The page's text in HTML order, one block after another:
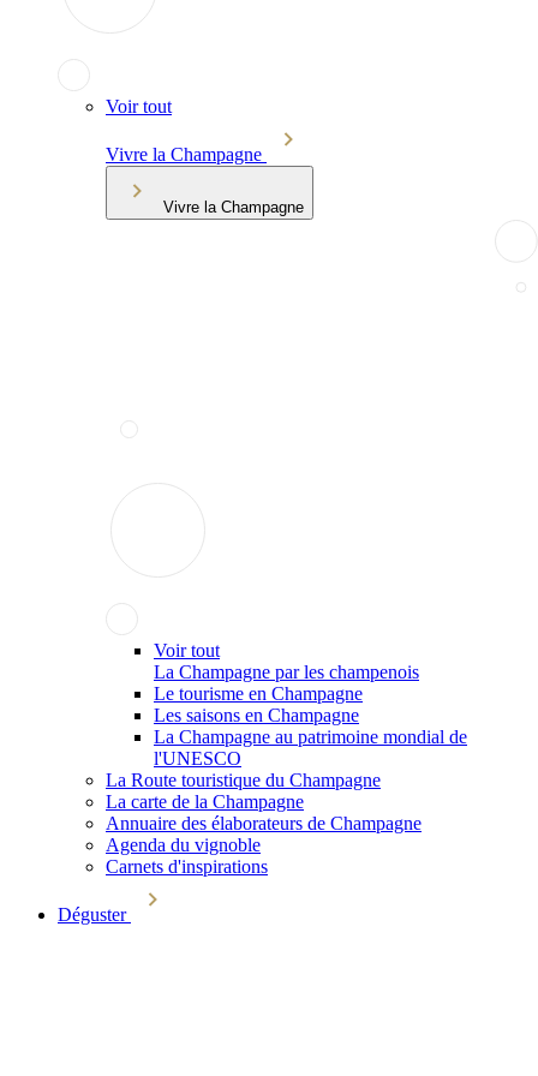
Voir tout
Vivre la Champagne
Vivre la Champagne
Voir tout
La Champagne par les champenois
Le tourisme en Champagne
Les saisons en Champagne
La Champagne au patrimoine mondial de
l'UNESCO
La Route touristique du Champagne
La carte de la Champagne
Annuaire des élaborateurs de Champagne
Agenda du vignoble
Carnets d'inspirations
Déguster